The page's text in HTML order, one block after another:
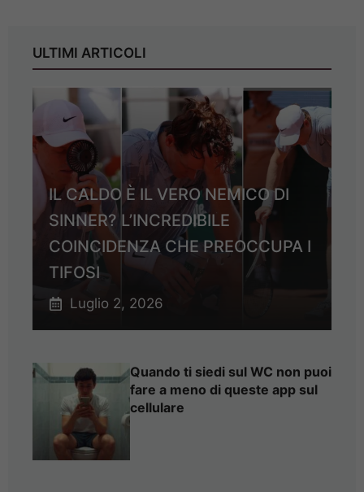
ULTIMI ARTICOLI
IL CALDO È IL VERO NEMICO DI
SINNER? L’INCREDIBILE
COINCIDENZA CHE PREOCCUPA I
TIFOSI
Luglio 2, 2026
Quando ti siedi sul WC non puoi
fare a meno di queste app sul
cellulare